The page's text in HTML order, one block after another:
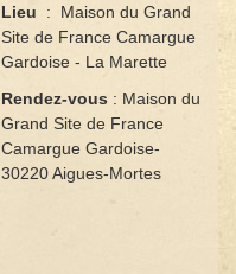
Lieu : Maison du Grand
Site de France Camargue
Gardoise - La Marette
Rendez-vous : Maison du
Grand Site de France
Camargue Gardoise-
30220 Aigues-Mortes